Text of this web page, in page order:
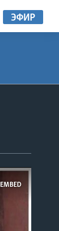
ЭФИР
EMBED